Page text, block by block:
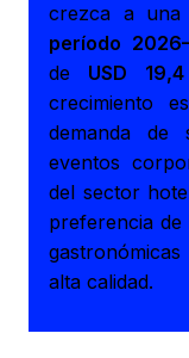
crezca a una
período
de USD
crecimiento
demanda de
eventos
del sector
preferencia de
alta calidad.